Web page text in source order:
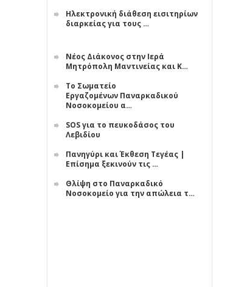
Ηλεκτρονική διάθεση εισιτηρίων
διαρκείας για τους …
Νέος Διάκονος στην Ιερά
Μητρόπολη Μαντινείας και Κ…
Το Σωματείο
Εργαζομένων Παναρκαδικού
Νοσοκομείου α…
SOS για το πευκοδάσος του
Λεβιδίου
Πανηγύρι και Έκθεση Τεγέας |
Επίσημα ξεκινούν τις …
Θλίψη στο Παναρκαδικό
Νοσοκομείο για την απώλεια τ…